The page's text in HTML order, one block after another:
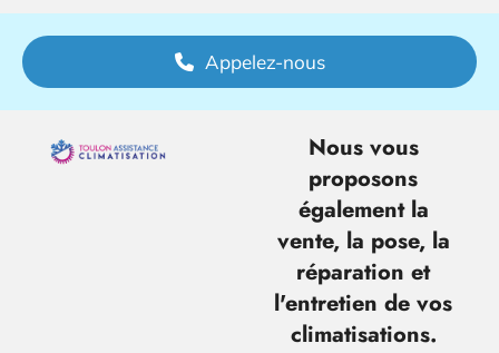
Appelez-nous
Nous vous
proposons
également la
vente, la pose, la
réparation et
l'entretien de vos
climatisations.